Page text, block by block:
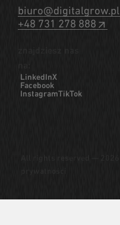
biuro@digitalgrow.pl
+48 731 278 888
LinkedInX
Facebook
InstagramTikTok